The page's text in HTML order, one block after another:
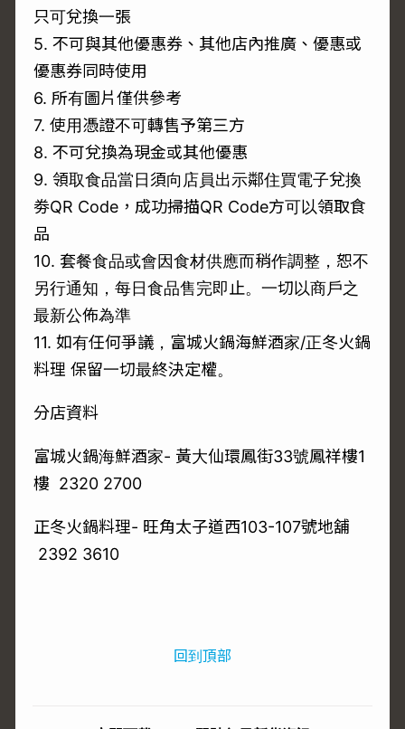
只可兌換一張
5. 不可與其他優惠券、其他店內推廣、優惠或
優惠券同時使用
6. 所有圖片僅供參考
7. 使用憑證不可轉售予第三方
8. 不可兌換為現金或其他優惠
9. 領取食品當日須向店員出示鄰住買電子兌換
劵QR Code，成功掃描QR Code方可以領取食
品
10. 套餐食品或會因食材供應而稍作調整，恕不
另行通知，每日食品售完即止。一切以商戶之
最新公佈為準
11. 如有任何爭議，富城火鍋海鮮酒家/正冬火鍋
料理 保留一切最終決定權。
分店資料
富城火鍋海鮮酒家- 黃大仙環鳳街33號鳳祥樓1
樓 2320 2700
正冬火鍋料理- 旺角太子道西103-107號地舖
2392 3610
回到頂部